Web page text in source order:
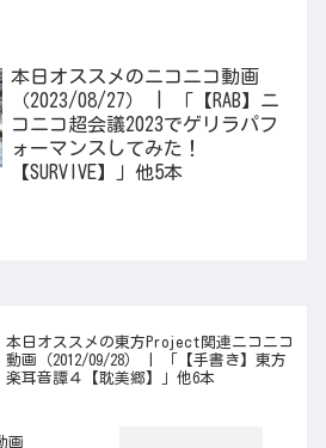
本日オススメのニコニコ動画
（2023/08/27） | 「【RAB】ニ
コニコ超会議2023でゲリラパフ
ォーマンスしてみた！
【SURVIVE】」他5本
本日オススメの東方Project関連ニコニコ
動画（2012/09/28） | 「【手書き】東方
楽耳音譚４【耽美郷】」他6本
画